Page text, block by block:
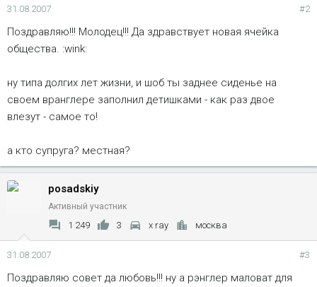
31.08.2007 #2
Поздравляю!!! Молодец!!! Да здравствует новая ячейка
общества. :wink:
ну типа долгих лет жизни, и шоб ты заднее сиденье на
своем вранглере заполнил детишками - как раз двое
влезут - самое то!
а кто супруга? местная?
posadskiy
Активный участник
1 249 3 x ray москва
31.08.2007 #3
Поздравляю совет да любовь!!! ну а рэнглер маловат для